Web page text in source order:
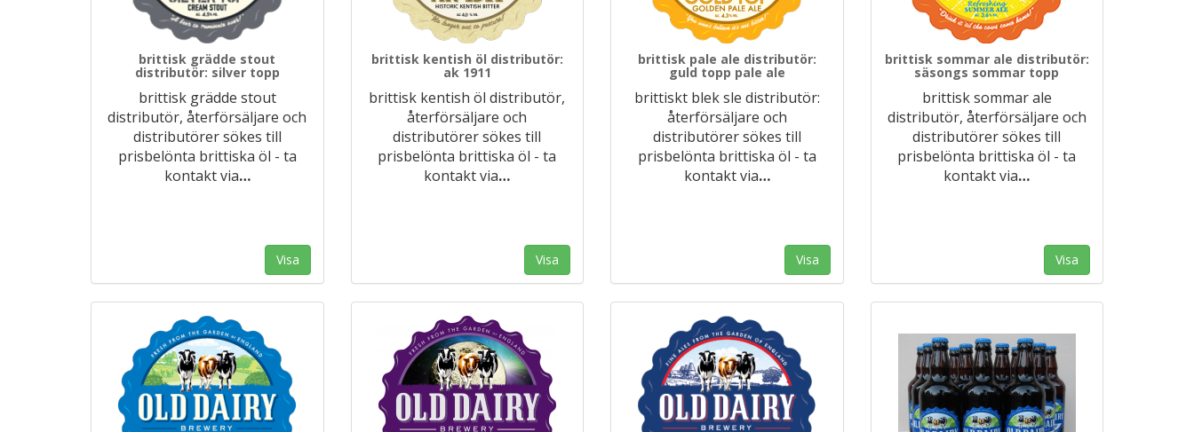
brittisk grädde stout
distributör: silver topp
brittisk grädde stout
distributör, återförsäljare och
distributörer sökes till
prisbelönta brittiska öl - ta
kontakt via…
Visa
brittisk kentish öl distributör:
ak 1911
brittisk kentish öl distributör,
återförsäljare och
distributörer sökes till
prisbelönta brittiska öl - ta
kontakt via…
Visa
brittisk pale ale distributör:
guld topp pale ale
brittiskt blek sle distributör:
återförsäljare och
distributörer sökes till
prisbelönta brittiska öl - ta
kontakt via…
Visa
brittisk sommar ale distributör:
säsongs sommar topp
brittisk sommar ale
distributör, återförsäljare och
distributörer sökes till
prisbelönta brittiska öl - ta
kontakt via…
Visa